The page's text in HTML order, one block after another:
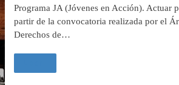
Programa JA (Jóvenes en Acción). Actuar
partir de la convocatoria realizada por el
Derechos de…